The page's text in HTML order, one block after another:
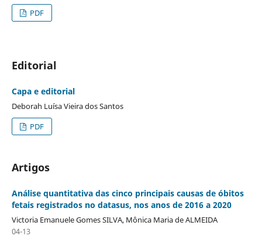
PDF
Editorial
Capa e editorial
Deborah Luísa Vieira dos Santos
PDF
Artigos
Análise quantitativa das cinco principais causas de óbitos
fetais registrados no datasus, nos anos de 2016 a 2020
Victoria Emanuele Gomes SILVA, Mônica Maria de ALMEIDA
04-13